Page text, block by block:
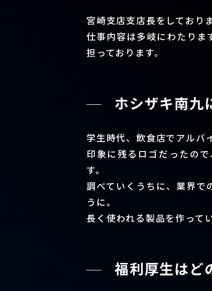
宮崎支店支店長をしておりま
仕事内容は多岐にわたりま
担っております。
ホシザキ南九
学生時代、飲食店でアルバ
印象に残るロゴだったの
す。
調べていくうちに、業界で
うに。
長く使われる製品を作って
福利厚生はど